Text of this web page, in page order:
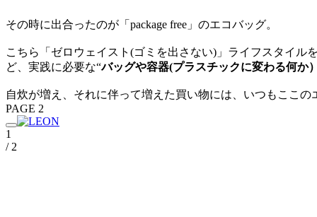
その時に出合ったのが「package free」のエコバッグ。
こちら「ゼロウェイスト(ゴミを出さない)」ライフスタイ
ど、実践に必要な“バッグや容器(プラスチックに変わる何か）
自炊が増え、それに伴って増えた買い物には、いつもここの
PAGE 2
1
/ 2